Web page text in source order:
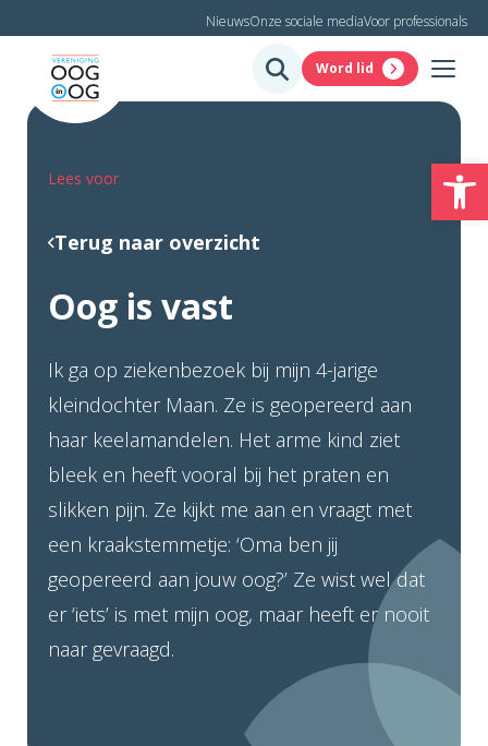
NieuwsOnze sociale mediaVoor professionals
Word lid
Lees voor
Terug naar overzicht
Oog is vast
Ik ga op ziekenbezoek bij mijn 4-jarige
kleindochter Maan. Ze is geopereerd aan
haar keelamandelen. Het arme kind ziet
bleek en heeft vooral bij het praten en
slikken pijn. Ze kijkt me aan en vraagt met
een kraakstemmetje: ‘Oma ben jij
geopereerd aan jouw oog?’ Ze wist wel dat
er ‘iets’ is met mijn oog, maar heeft er nooit
naar gevraagd.